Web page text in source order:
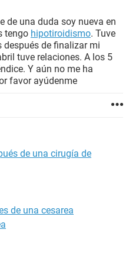
de una duda soy nueva en
tengo hipotiroidismo. Tuve
después de finalizar mi
tuve relaciones. A los 5
Y aún no me ha
favor ayúdenme
de una cirugía de
de una cesarea